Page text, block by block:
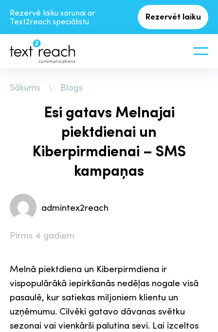
Rezervē laiku sarunai ar
Text2reach speciālistu
Rezervēt laiku
Sākums Blogs
Esi gatavs Melnajai
piektdienai un
Kiberpirmdienai – SMS
kampaņas
admintex2reach
Pirms 4 gadiem
Melnā piektdiena un Kiberpirmdiena ir
vispopulārākā iepirkšanās nedēļas nogale visā
pasaulē, kur satiekas miljoniem klientu un
uzņēmumu. Cilvēki gatavo dāvanas svētku
sezonai vai vienkārši palutina sevi. Lai izceltos